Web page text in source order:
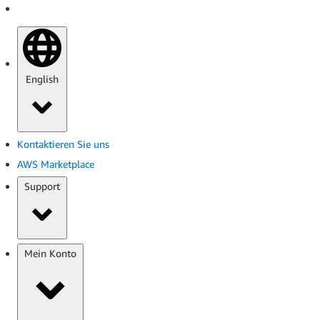
English
Kontaktieren Sie uns
AWS Marketplace
Support
Mein Konto